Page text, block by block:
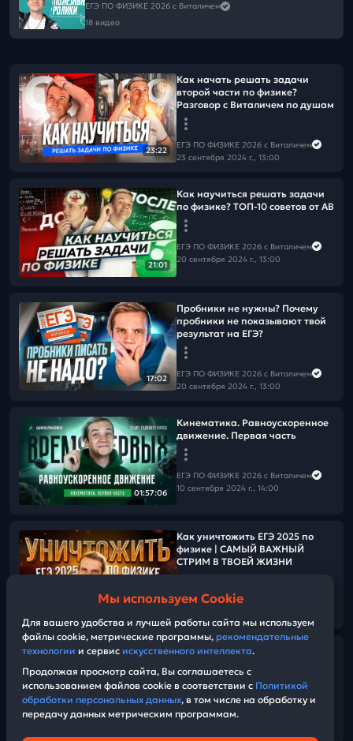
ЕГЭ ПО ФИЗИКЕ 2026 с Виталичем
18 видео
23:22
Как начать решать задачи
второй части по физике?
Разговор с Виталичем по душам
ЕГЭ ПО ФИЗИКЕ 2026 с Виталичем
23 сентября 2024 г., 13:00
21:01
Как научиться решать задачи
по физике? ТОП-10 советов от АВ
ЕГЭ ПО ФИЗИКЕ 2026 с Виталичем
20 сентября 2024 г., 13:00
17:02
Пробники не нужны? Почему
пробники не показывают твой
результат на ЕГЭ?
ЕГЭ ПО ФИЗИКЕ 2026 с Виталичем
20 сентября 2024 г., 13:00
01:57:06
Кинематика. Равноускоренное
движение. Первая часть
ЕГЭ ПО ФИЗИКЕ 2026 с Виталичем
10 сентября 2024 г., 14:00
01:37:26
Как уничтожить ЕГЭ 2025 по
физике | САМЫЙ ВАЖНЫЙ
СТРИМ В ТВОЕЙ ЖИЗНИ
ЕГЭ ПО ФИЗИКЕ 2026 с Виталичем
10:59
Обзор демоверсии ЕГЭ 2025 по
экзамене?
ЕГЭ ПО ФИЗИКЕ 2026 с Виталичем
Мы используем Cookie
Для вашего удобства и лучшей работы сайта мы используем
файлы cookie, метрические программы, рекомендательные
технологии и сервис искусственного интеллекта.
Продолжая просмотр сайта, Вы соглашаетесь с
использованием файлов cookie в соответствии с Политикой
обработки персональных данных, в том числе на обработку и
передачу данных метрическим программам.